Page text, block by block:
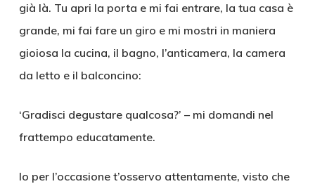
già là. Tu apri la porta e mi fai entrare, la tua casa è
grande, mi fai fare un giro e mi mostri in maniera
gioiosa la cucina, il bagno, l’anticamera, la camera
da letto e il balconcino:
‘Gradisci degustare qualcosa?’ – mi domandi nel
frattempo educatamente.
Io per l’occasione t’osservo attentamente, visto che